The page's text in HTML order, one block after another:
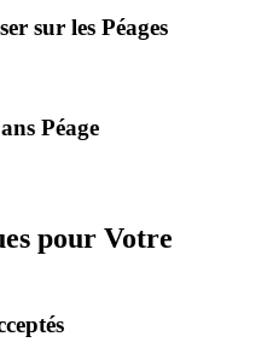
sur les Péages
Péage
pour Votre